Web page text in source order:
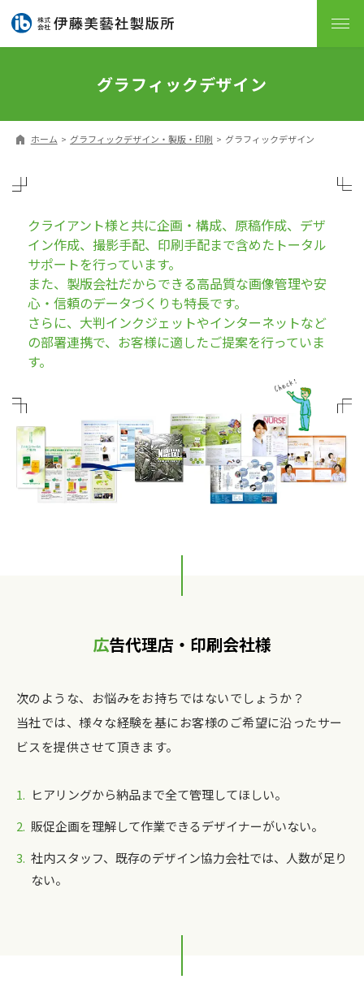
グラフィックデザイン
ホーム グラフィックデザイン・製版・印刷 グラフィックデザイン
クライアント様と共に企画・構成、原稿作成、デザ
イン作成、撮影手配、 印刷手配まで含めたトータル
サポートを行っています。
また、製版会社だからできる高品質な画像管理や安
心・信頼のデータづくりも特長です。
さらに、大判インクジェットやインターネットなど
の部署連携で、お客様に適したご提案を行っていま
す。
広告代理店・印刷会社様
次のような、お悩みをお持ちではないでしょうか？
当社では、様々な経験を基にお客様のご希望に沿ったサー
ビスを提供させて頂きます。
ヒアリングから納品まで全て管理してほしい。
販促企画を理解して作業できるデザイナーがいない。
社内スタッフ、既存のデザイン協力会社では、人数が足り
ない。